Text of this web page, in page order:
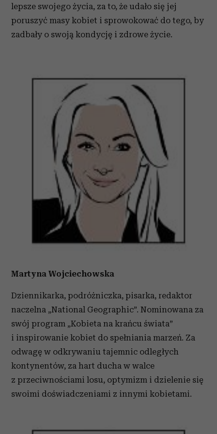
lepsze swojego życia, za to, że udało się jej
poruszyć masy kobiet i sprowokować do tego, by
zadbały o swoją kondycję i zdrowe życie.
Martyna Wojciechowska
Dziennikarka, podróżniczka, pisarka, redaktor
naczelna „National Geographic”. Nominowana za
swój program „Kobieta na krańcu świata”
i inspirowanie kobiet do spełniania marzeń. Za
odwagę w odkrywaniu tajemnic odległych
kontynentów, za hart ducha w walce
z przeciwnościami losu, optymizm i dzielenie się
swoimi doświadczeniami z innymi kobietami.